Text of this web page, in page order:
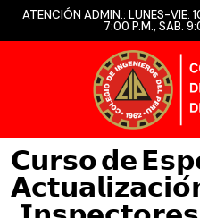
ATENCIÓN ADMIN.: LUNES-VIE:
7:00 P.M., SAB.
𝗖𝘂𝗿𝘀𝗼 𝗱𝗲